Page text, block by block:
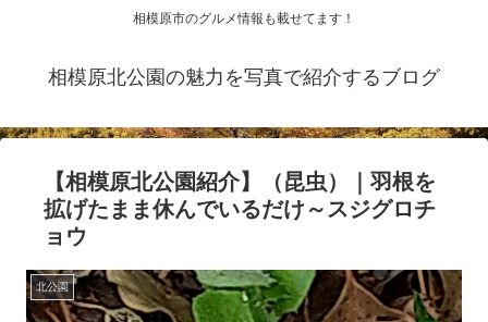
相模原市のグルメ情報も載せてます！
相模原北公園の魅力を写真で紹介するブログ
【相模原北公園紹介】（昆虫）｜羽根を
拡げたまま休んでいるだけ～スジグロチ
ョウ
北公園